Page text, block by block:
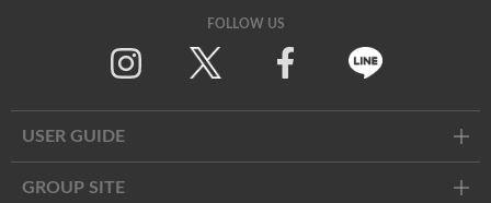
FOLLOW US
USER GUIDE
GROUP SITE